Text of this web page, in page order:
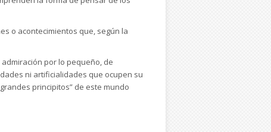
o acontecimientos que, según la
por lo pequeño, de
ni artificialidades que ocupen su
principitos” de este mundo